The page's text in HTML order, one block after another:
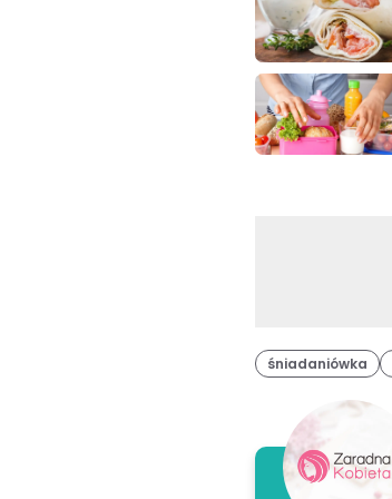
śniadaniówka